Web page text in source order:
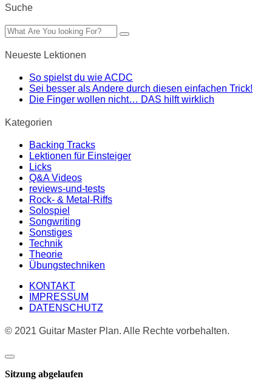
Suche
Neueste Lektionen
So spielst du wie ACDC
Sei besser als Andere durch diesen einfachen Trick!
Die Finger wollen nicht… DAS hilft wirklich
Kategorien
Backing Tracks
Lektionen für Einsteiger
Licks
Q&A Videos
reviews-und-tests
Rock- & Metal-Riffs
Solospiel
Songwriting
Sonstiges
Technik
Theorie
Übungstechniken
KONTAKT
IMPRESSUM
DATENSCHUTZ
© 2021 Guitar Master Plan. Alle Rechte vorbehalten.
Dialog
schließen
Sitzung abgelaufen